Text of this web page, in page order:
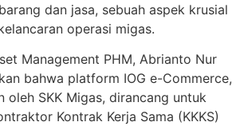
dan jasa, sebuah aspek krusial
operasi migas.
Management PHM, Abrianto Nur
bahwa platform IOG e-Commerce,
oleh SKK Migas, dirancang untuk
Kontrak Kerja Sama (KKKS)